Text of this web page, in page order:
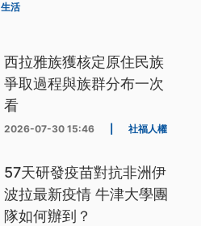
生活
西拉雅族獲核定原住民族
爭取過程與族群分布一次
看
2026-07-30 15:46 社福人權
57天研發疫苗對抗非洲伊
波拉最新疫情 牛津大學團
隊如何辦到？